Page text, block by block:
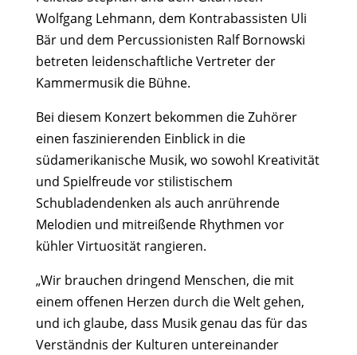
Wolfgang Lehmann, dem Kontrabassisten Uli
Bär und dem Percussionisten Ralf Bornowski
betreten leidenschaftliche Vertreter der
Kammermusik die Bühne.
Bei diesem Konzert bekommen die Zuhörer
einen faszinierenden Einblick in die
südamerikanische Musik, wo sowohl Kreativität
und Spielfreude vor stilistischem
Schubladendenken als auch anrührende
Melodien und mitreißende Rhythmen vor
kühler Virtuosität rangieren.
„Wir brauchen dringend Menschen, die mit
einem offenen Herzen durch die Welt gehen,
und ich glaube, dass Musik genau das für das
Verständnis der Kulturen untereinander